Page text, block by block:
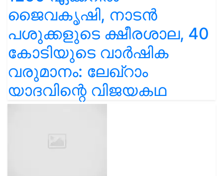
ജൈവകൃഷി, നാടൻ
പശുക്കളുടെ ക്ഷീരശാല, 40
കോടിയുടെ വാർഷിക
വരുമാനം: ലേഖ്‌റാം
യാദവിന്റെ വിജയകഥ